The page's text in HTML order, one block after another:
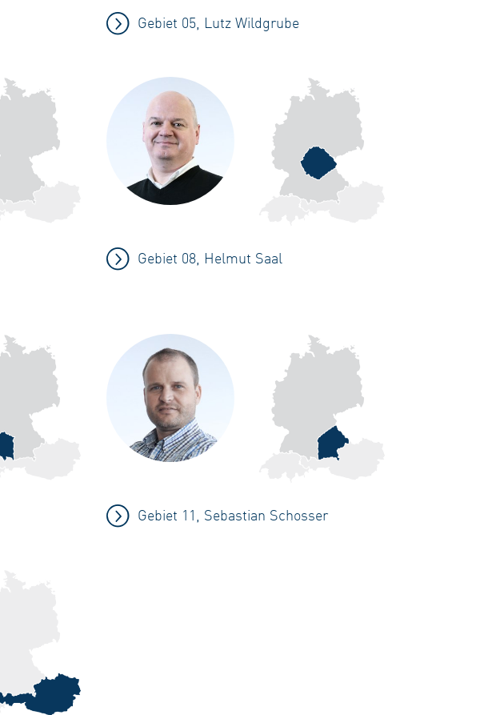
Gebiet 05, Lutz Wildgrube
Gebiet 08, Helmut Saal
Gebiet 11, Sebastian Schosser